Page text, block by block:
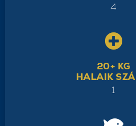
4
20+ KG
HALAIK
1